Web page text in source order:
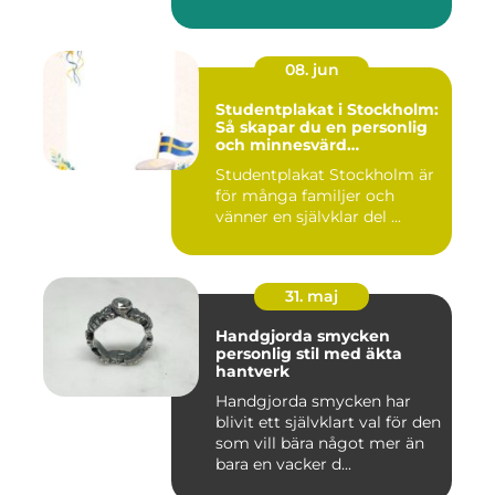
08. jun
Studentplakat i Stockholm:
Så skapar du en personlig
och minnesvärd
Studentplakat Stockholm är
för många familjer och
vänner en självklar del ...
31. maj
Handgjorda smycken
personlig stil med äkta
hantverk
Handgjorda smycken har
blivit ett självklart val för den
som vill bära något mer än
bara en vacker d...